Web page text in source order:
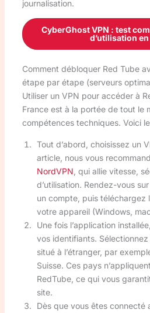
journalisation.
CyberGhost VPN : test
d’utilisation
Comment débloquer Red Tube
étape par étape (serveurs
Utiliser un VPN pour accéder à
France est à la portée de tout le
compétences techniques. Voici
Tout d’abord, choisissez un
article, nous vous
NordVPN , qui allie vitesse,
d’utilisation. Rendez-vous
un compte, puis téléchargez
votre appareil (Windows,
Une fois l’application
vos identifiants.
situé à l’étranger, par
Suisse. Ces pays
RedTube, ce qui vous
site.
Dès que vous êtes connecté